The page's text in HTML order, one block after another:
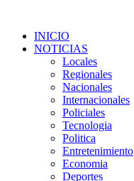
INICIO
NOTICIAS
Locales
Regionales
Nacionales
Internacionales
Policiales
Tecnologia
Politica
Entretenimiento
Economia
Deportes